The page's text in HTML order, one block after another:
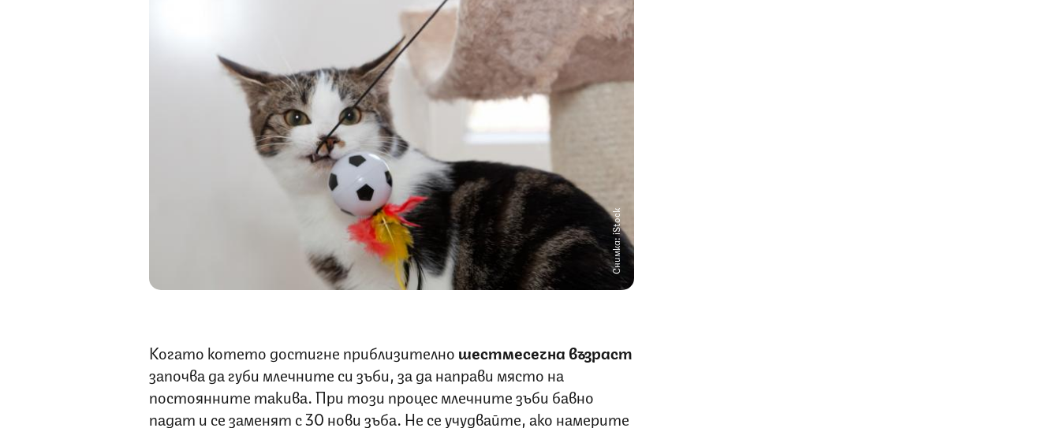
Снимка: iStock
Когато котето достигне приблизително шестмесечна възраст
започва да губи млечните си зъби, за да направи място на
постоянните такива. При този процес млечните зъби бавно
падат и се заменят с 30 нови зъба. Не се учудвайте, ако намерите